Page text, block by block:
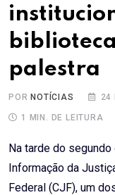
palestra
POR NOTÍCIAS 24
1 MIN. DE LEITURA
Na tarde do
Informação da
Federal (CJF), um